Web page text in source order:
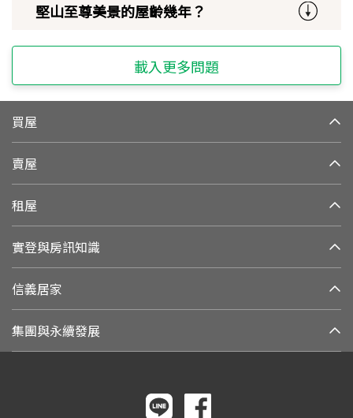
堅山至尊美景的屋齡幾年？
載入更多問題
買屋
賣屋
租屋
實登與房訊知識
信義居家
集團與永續發展